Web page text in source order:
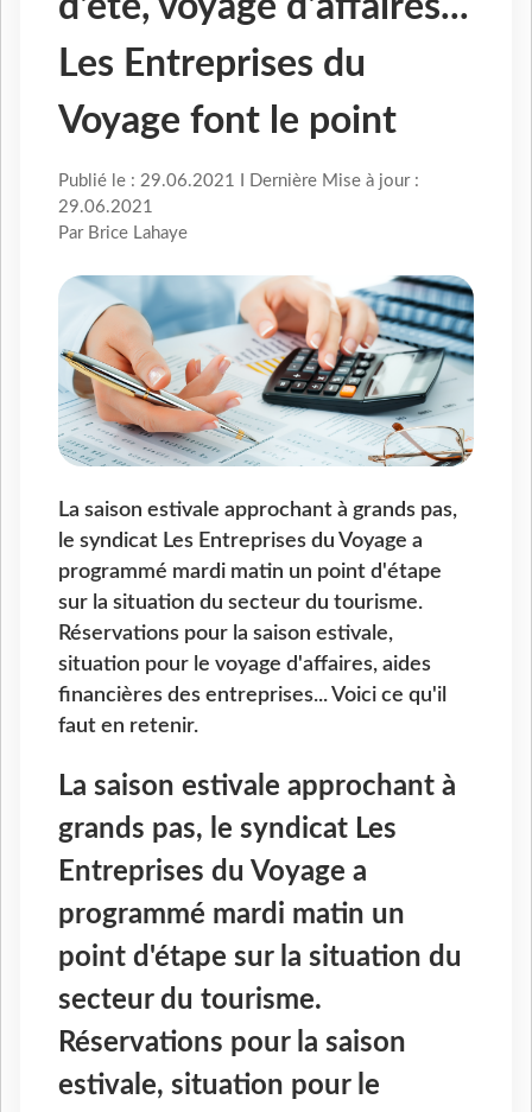
Les Entreprises du
Voyage font le point
Publié le : 29.06.2021 I Dernière Mise à jour :
29.06.2021
Par Brice Lahaye
La saison estivale approchant à grands pas,
le syndicat Les Entreprises du Voyage a
programmé mardi matin un point d'étape
sur la situation du secteur du tourisme.
Réservations pour la saison estivale,
situation pour le voyage d'affaires, aides
financières des entreprises... Voici ce qu'il
faut en retenir.
La saison estivale approchant à
grands pas, le syndicat Les
Entreprises du Voyage a
programmé mardi matin un
point d'étape sur la situation du
secteur du tourisme.
Réservations pour la saison
estivale, situation pour le